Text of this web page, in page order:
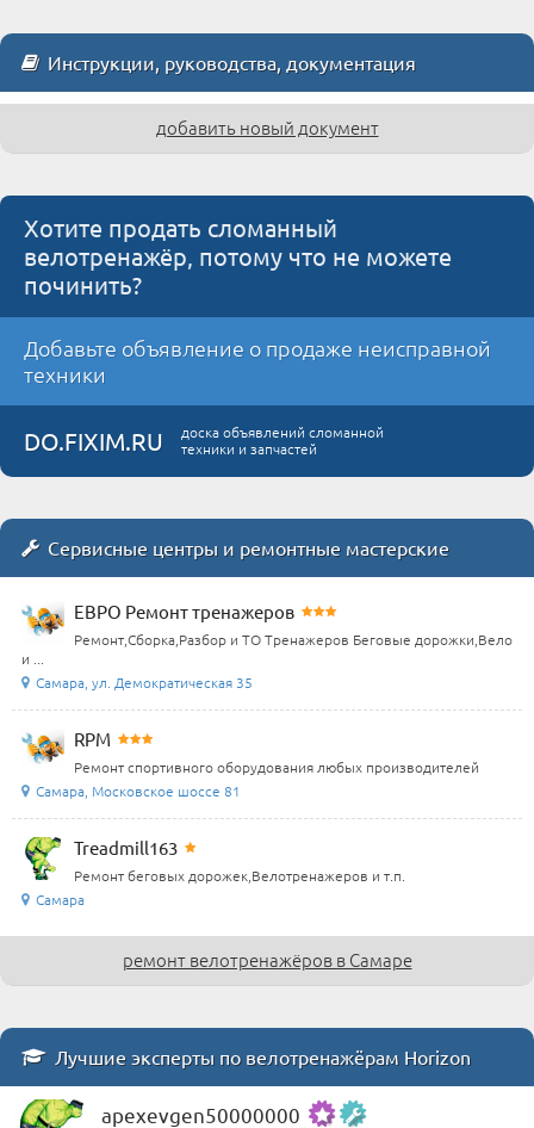
Инструкции, руководства, документация
добавить новый документ
Хотите продать сломанный
велотренажёр, потому что не можете
починить?
Добавьте объявление о продаже неисправной
техники
DO.FIXIM.RU
доска объявлений сломанной
техники и запчастей
Сервисные центры и ремонтные мастерские
ЕВРО Ремонт тренажеров
Ремонт,Сборка,Разбор и ТО Тренажеров Беговые дорожки,Вело
и ...
Самара, ул. Демократическая 35
RPM
Ремонт спортивного оборудования любых производителей
Самара, Московское шоссе 81
Treadmill163
Ремонт беговых дорожек,Велотренажеров и т.п.
Самара
ремонт велотренажёров в Самаре
Лучшие эксперты по велотренажёрам Horizon
apexevgen50000000